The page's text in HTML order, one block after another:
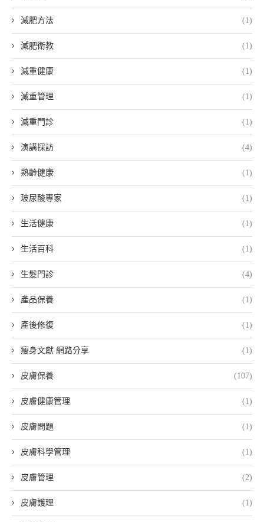
減肥方法 (1)
減肥衛教 (1)
減重健康 (1)
減重管理 (1)
減重門診 (1)
演講採訪 (4)
熟齡健康 (1)
玻尿酸專家 (1)
生活健康 (1)
生活百科 (1)
生髮門診 (4)
產品保養 (1)
產後修復 (1)
瘦身文獻 網路分享 (1)
皮膚保養 (107)
皮膚健康管理 (1)
皮膚問題 (1)
皮膚科學管理 (1)
皮膚管理 (2)
皮膚護理 (1)